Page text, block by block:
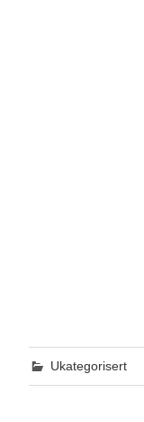
Ukategorisert